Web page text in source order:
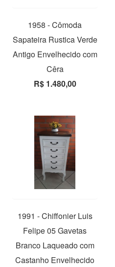
1958 - Cômoda
Sapateira Rustica Verde
Antigo Envelhecido com
Cêra
R$ 1.480,00
1991 - Chiffonier Luis
Felipe 05 Gavetas
Branco Laqueado com
Castanho Envelhecido